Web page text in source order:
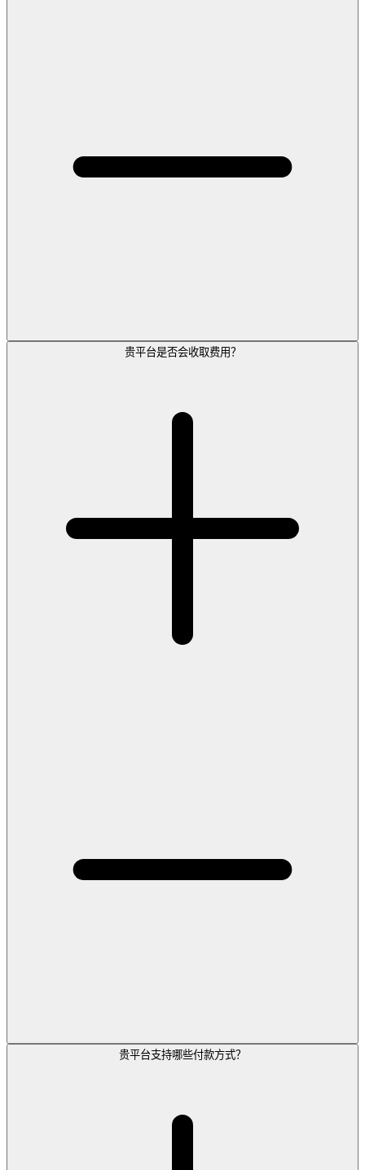
贵平台是否会收取费用？
贵平台支持哪些付款方式？